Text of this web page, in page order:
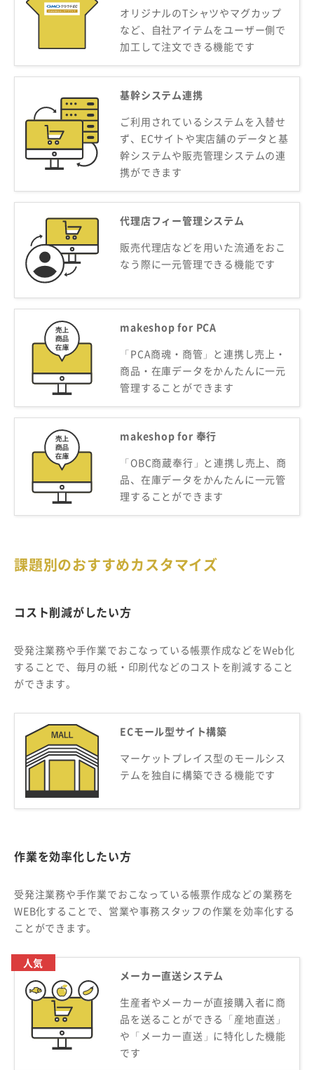
オリジナルのTシャツやマグカップ
など、自社アイテムをユーザー側で
加工して注文できる機能です
基幹システム連携
ご利用されているシステムを入替せ
ず、ECサイトや実店舗のデータと基
幹システムや販売管理システムの連
携ができます
代理店フィー管理システム
販売代理店などを用いた流通をおこ
なう際に一元管理できる機能です
makeshop for PCA
「PCA商魂・商管」と連携し売上・
商品・在庫データをかんたんに一元
管理することができます
makeshop for 奉行
「OBC商蔵奉行」と連携し売上、商
品、在庫データをかんたんに一元管
理することができます
課題別のおすすめカスタマイズ
コスト削減がしたい方
受発注業務や手作業でおこなっている帳票作成などをWeb化
することで、毎月の紙・印刷代などのコストを削減すること
ができます。
ECモール型サイト構築
マーケットプレイス型のモールシス
テムを独自に構築できる機能です
作業を効率化したい方
受発注業務や手作業でおこなっている帳票作成などの業務を
WEB化することで、営業や事務スタッフの作業を効率化する
ことができます。
人気
メーカー直送システム
生産者やメーカーが直接購入者に商
品を送ることができる「産地直送」
や「メーカー直送」に特化した機能
です